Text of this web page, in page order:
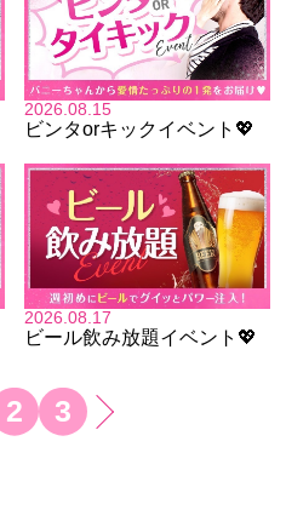
2026.08.15
ビンタorキックイベント💖
2026.08.17
ビール飲み放題イベント💖
2 3